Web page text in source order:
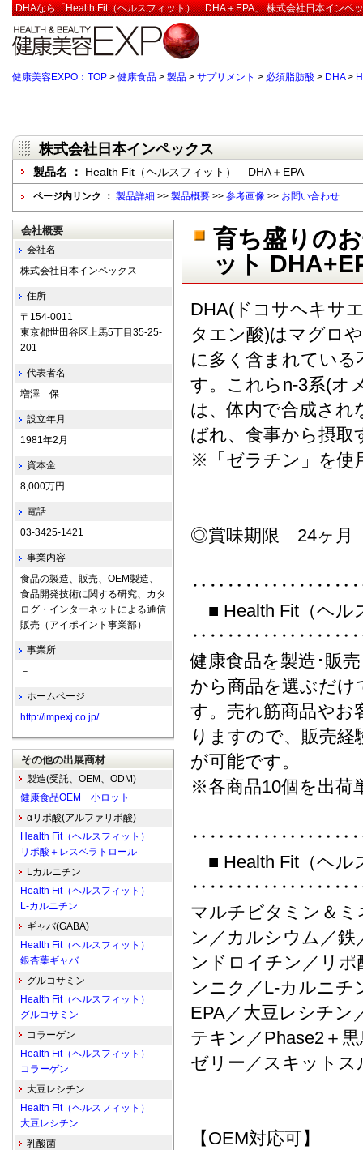
DHAなら「Health Fit（ヘルスフィット） DHA＋EPA」:株式会社日本インペ
健康美容EXPO：TOP > 健康食品 > 製品 > サプリメント > 必須脂肪酸 > DHA>
株式会社日本インペックス
製品名 ： Health Fit（ヘルスフィット） DHA＋EPA
ページ内リンク ： 製品詳細 >> 製品概要 >> 参考画像 >> お問い合わせ
育ち盛りの
ット
DHA(ドコサヘキサ
タエン酸)はマグロ
に多く含まれている
す。これらn-3系(オ
は、体内で合成され
ばれ、食事から摂取
※「ゼラチン」を使
◎賞味期限 24ヶ月
■ Health Fit（ヘル
健康食品を製造･販
から商品を選ぶだ
す。売れ筋商品やお
りますので、販売
が可能です。
※各商品10個を出荷
■ Health Fit（ヘル
マルチビタミン＆
ン／カルシウム／
ンドロイチン／リ
ンニク／L-カルニチ
EPA／大豆レシチ
テキン／Phase2＋
ゼリー／スキット
【OEM対応可】
会社概要
会社名
株式会社日本インペックス
住所
〒154-0011
東京都世田谷区上馬5丁目35-25-
201
代表者名
増澤 保
設立年月
1981年2月
資本金
8,000万円
電話
03-3425-1421
事業内容
食品の製造、販売、OEM製造、
食品開発技術に関する研究、カタ
ログ・インターネットによる通信
販売（アイポイント事業部）
事業所
－
ホームページ
http://impexj.co.jp/
その他の出展商材
製造(受託、OEM、ODM)
健康食品OEM 小ロット
αリポ酸(アルファリポ酸)
Health Fit（ヘルスフィット）
リポ酸＋レスベラトロール
Lカルニチン
Health Fit（ヘルスフィット）
L-カルニチン
ギャバ(GABA)
Health Fit（ヘルスフィット）
銀杏葉ギャバ
グルコサミン
Health Fit（ヘルスフィット）
グルコサミン
コラーゲン
Health Fit（ヘルスフィット）
コラーゲン
大豆レシチン
Health Fit（ヘルスフィット）
大豆レシチン
乳酸菌